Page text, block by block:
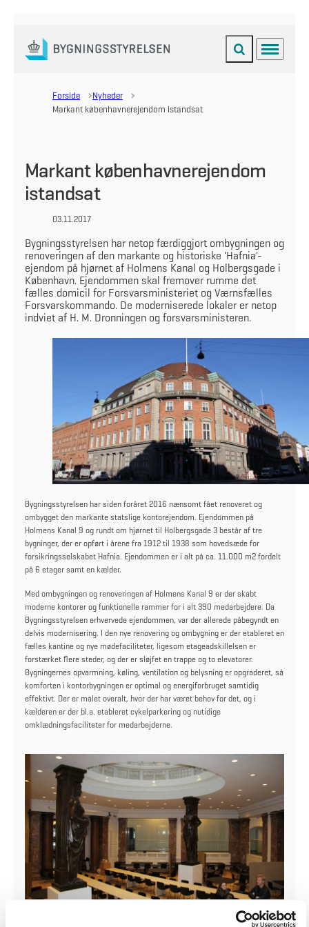
Gå til forsiden Fold søgefelt ud
Menu
Forside
Nyheder
Markant københavnerejendom istandsat
Markant københavnerejendom
istandsat
03.11.2017
Bygningsstyrelsen har netop færdiggjort ombygningen og
renoveringen af den markante og historiske 'Hafnia'-
ejendom på hjørnet af Holmens Kanal og Holbergsgade i
København. Ejendommen skal fremover rumme det
fælles domicil for Forsvarsministeriet og Værnsfælles
Forsvarskommando. De moderniserede lokaler er netop
indviet af H. M. Dronningen og forsvarsministeren.
Bygningsstyrelsen har siden foråret 2016 nænsomt fået renoveret og
ombygget den markante statslige kontorejendom. Ejendommen på
Holmens Kanal 9 og rundt om hjørnet til Holbergsgade 3 består af tre
bygninger, der er opført i årene fra 1912 til 1938 som hovedsæde for
forsikringsselskabet Hafnia. Ejendommen er i alt på ca. 11.000 m2 fordelt
på 6 etager samt en kælder.
Med ombygningen og renoveringen af Holmens Kanal 9 er der skabt
moderne kontorer og funktionelle rammer for i alt 390 medarbejdere. Da
Bygningsstyrelsen erhvervede ejendommen, var der allerede påbegyndt en
delvis modernisering. I den nye renovering og ombygning er der etableret en
fælles kantine og nye mødefaciliteter, ligesom etageadskillelsen er
forstærket flere steder, og der er sløjfet en trappe og to elevatorer.
Bygningernes opvarmning, køling, ventilation og belysning er opgraderet, så
komforten i kontorbygningen er optimal og energiforbruget samtidig
effektivt. Der er malet overalt, hvor der har været behov for det, og i
kælderen er der bl.a. etableret cykelparkering og nutidige
omklædningsfaciliteter for medarbejderne.